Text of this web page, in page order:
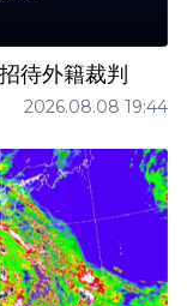
待外籍裁判
2026.08.08 19:44